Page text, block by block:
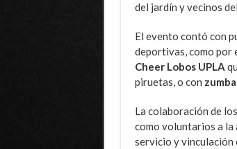
del jardín y vecinos
El evento contó con
deportivas, como por
Cheer Lobos UPLA
piruetas, o con
La colaboración de
como voluntarios a
servicio y vinculación